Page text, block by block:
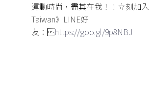
運動時尚，盡其在我！！立刻加入
Taiwan》LINE好
友：https://goo.gl/9p8NBJ